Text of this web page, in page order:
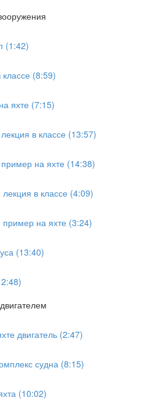
(1:42)
классе (8:59)
яхте (7:15)
в классе (13:57)
на яхте (14:38)
в классе (4:09)
пример на яхте (3:24)
(13:40)
двигатель (2:47)
судна (8:15)
(10:02)